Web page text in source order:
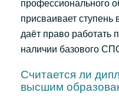
профессионального
присваивает
даёт право работать
наличии базового
Считается ли
высшим